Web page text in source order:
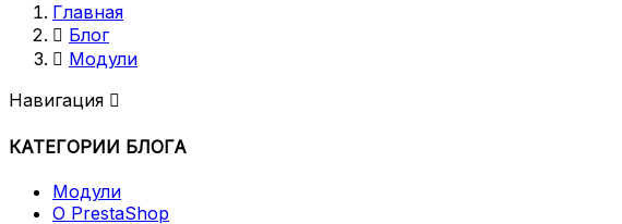
Главная
 Блог
 Модули
Навигация 
КАТЕГОРИИ БЛОГА
Модули
О PrestaShop